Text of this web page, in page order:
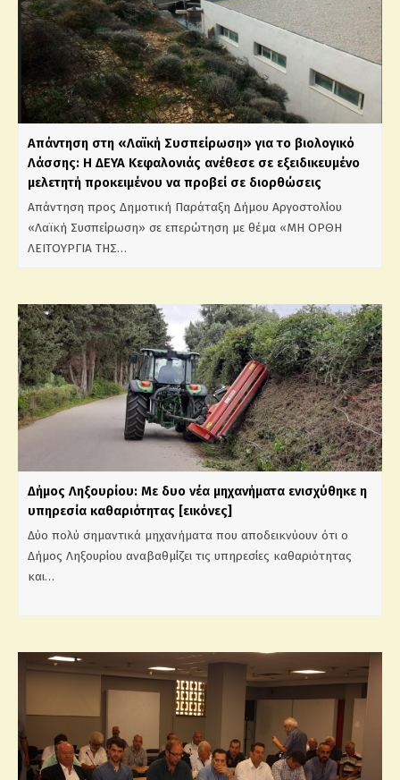
Απάντηση στη «Λαϊκή Συσπείρωση» για το βιολογικό
Λάσσης: Η ΔΕΥΑ Κεφαλονιάς ανέθεσε σε εξειδικευμένο
μελετητή προκειμένου να προβεί σε διορθώσεις
Απάντηση προς Δημοτική Παράταξη Δήμου Αργοστολίου
«Λαϊκή Συσπείρωση» σε επερώτηση με θέμα «ΜΗ ΟΡΘΗ
ΛΕΙΤΟΥΡΓΙΑ ΤΗΣ…
Δήμος Ληξουρίου: Με δυο νέα μηχανήματα ενισχύθηκε η
υπηρεσία καθαριότητας [εικόνες]
Δύο πολύ σημαντικά μηχανήματα που αποδεικνύουν ότι ο
Δήμος Ληξουρίου αναβαθμίζει τις υπηρεσίες καθαριότητας
και…